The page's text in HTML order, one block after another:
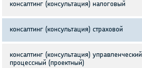
консалтинг (консультация) налоговый
консалтинг (консультация) страховой
консалтинг (консультация) управленческий
процессный (проектный)